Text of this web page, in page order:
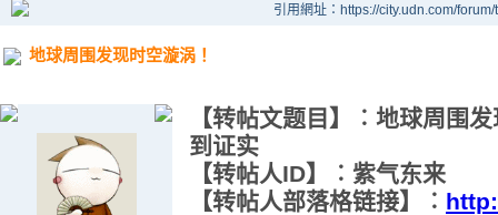
引用網址：https://city.udn.com/
地球周围发现时空漩涡！
【转帖文题目】︰地球周围
到证实
【转帖人ID】︰紫气东来
【转帖人部落格链接】︰